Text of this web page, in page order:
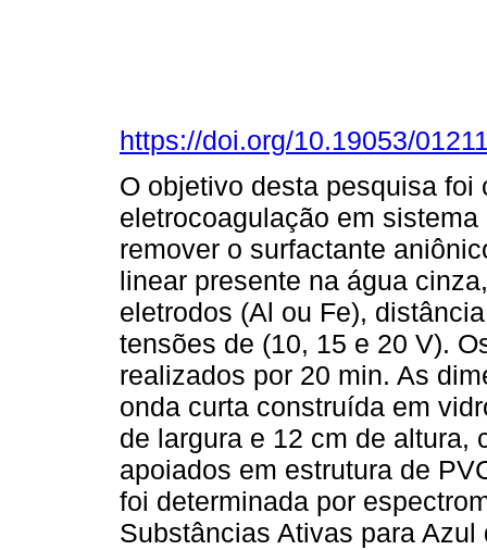
https://doi.org/10.19053/
O objetivo desta pesquisa foi
eletrocoagulação em
remover o surfactante
linear presente na água
eletrodos (Al ou Fe),
tensões de (10, 15 e 20 V).
realizados por 20 min. As
onda curta construída em
de largura e 12 cm de altura,
apoiados em estrutura de
foi determinada por
Substâncias Ativas para